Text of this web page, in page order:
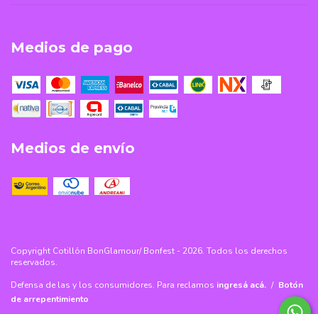
Medios de pago
Medios de envío
Copyright Cotillón BonGlamour/ Bonfest - 2026. Todos los derechos
reservados.
Defensa de las y los consumidores. Para reclamos ingresá acá. / Botón
de arrepentimiento